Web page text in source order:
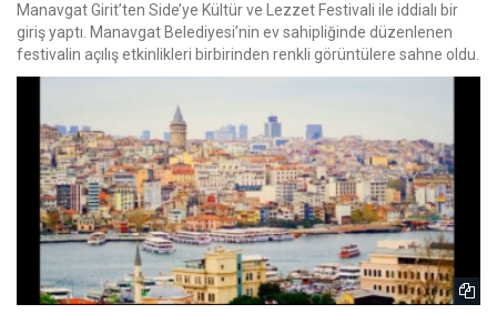
Manavgat Girit’ten Side’ye Kültür ve Lezzet Festivali ile iddialı bir
giriş yaptı. Manavgat Belediyesi’nin ev sahipliğinde düzenlenen
festivalin açılış etkinlikleri birbirinden renkli görüntülere sahne oldu.